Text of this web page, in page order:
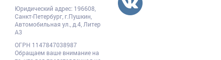
Юридический адрес: 196608
Санкт-Петербург, г.Пушкин
Автомобильная ул., д.4, Литер
А3
ОГРН 1147847038987
Обращаем ваше внимание на